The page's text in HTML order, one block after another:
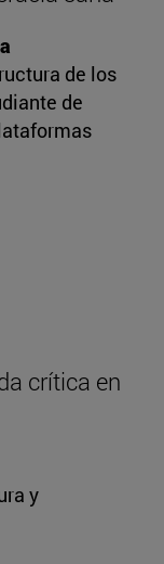
de los
de
crítica en
y